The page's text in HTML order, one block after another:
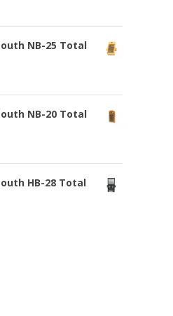
NB-25 Total
NB-20 Total
HB-28 Total